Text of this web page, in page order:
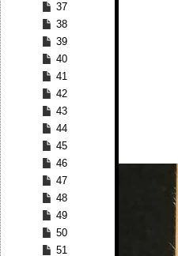
37
38
39
40
41
42
43
44
45
46
47
48
49
50
51